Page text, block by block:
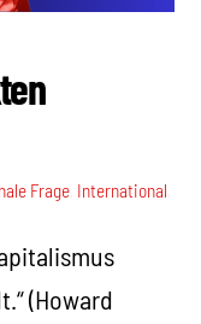
Frage International
(Howard